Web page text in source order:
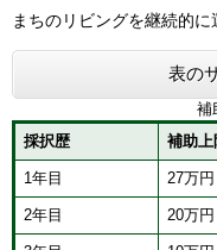
まちのリビングを継続的に
表の
補
採択歴
補助上
1年目 27万円
2年目 20万円